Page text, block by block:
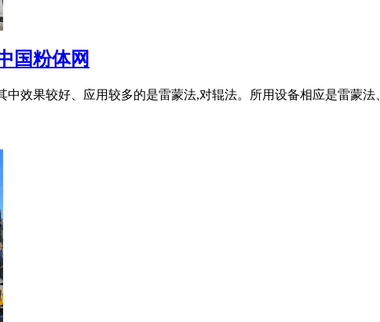
国粉体网
效果较好、应用较多的是雷蒙法,对辊法。所用设备相应是雷蒙